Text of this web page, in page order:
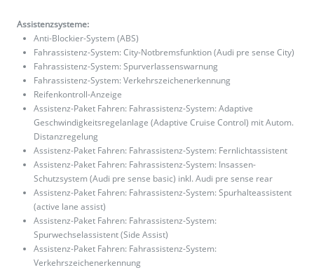
Assistenzsysteme:
Anti-Blockier-System (ABS)
Fahrassistenz-System: City-Notbremsfunktion (Audi pre sense City)
Fahrassistenz-System: Spurverlassenswarnung
Fahrassistenz-System: Verkehrszeichenerkennung
Reifenkontroll-Anzeige
Assistenz-Paket Fahren: Fahrassistenz-System: Adaptive
Geschwindigkeitsregelanlage (Adaptive Cruise Control) mit Autom.
Distanzregelung
Assistenz-Paket Fahren: Fahrassistenz-System: Fernlichtassistent
Assistenz-Paket Fahren: Fahrassistenz-System: Insassen-
Schutzsystem (Audi pre sense basic) inkl. Audi pre sense rear
Assistenz-Paket Fahren: Fahrassistenz-System: Spurhalteassistent
(active lane assist)
Assistenz-Paket Fahren: Fahrassistenz-System:
Spurwechselassistent (Side Assist)
Assistenz-Paket Fahren: Fahrassistenz-System:
Verkehrszeichenerkennung